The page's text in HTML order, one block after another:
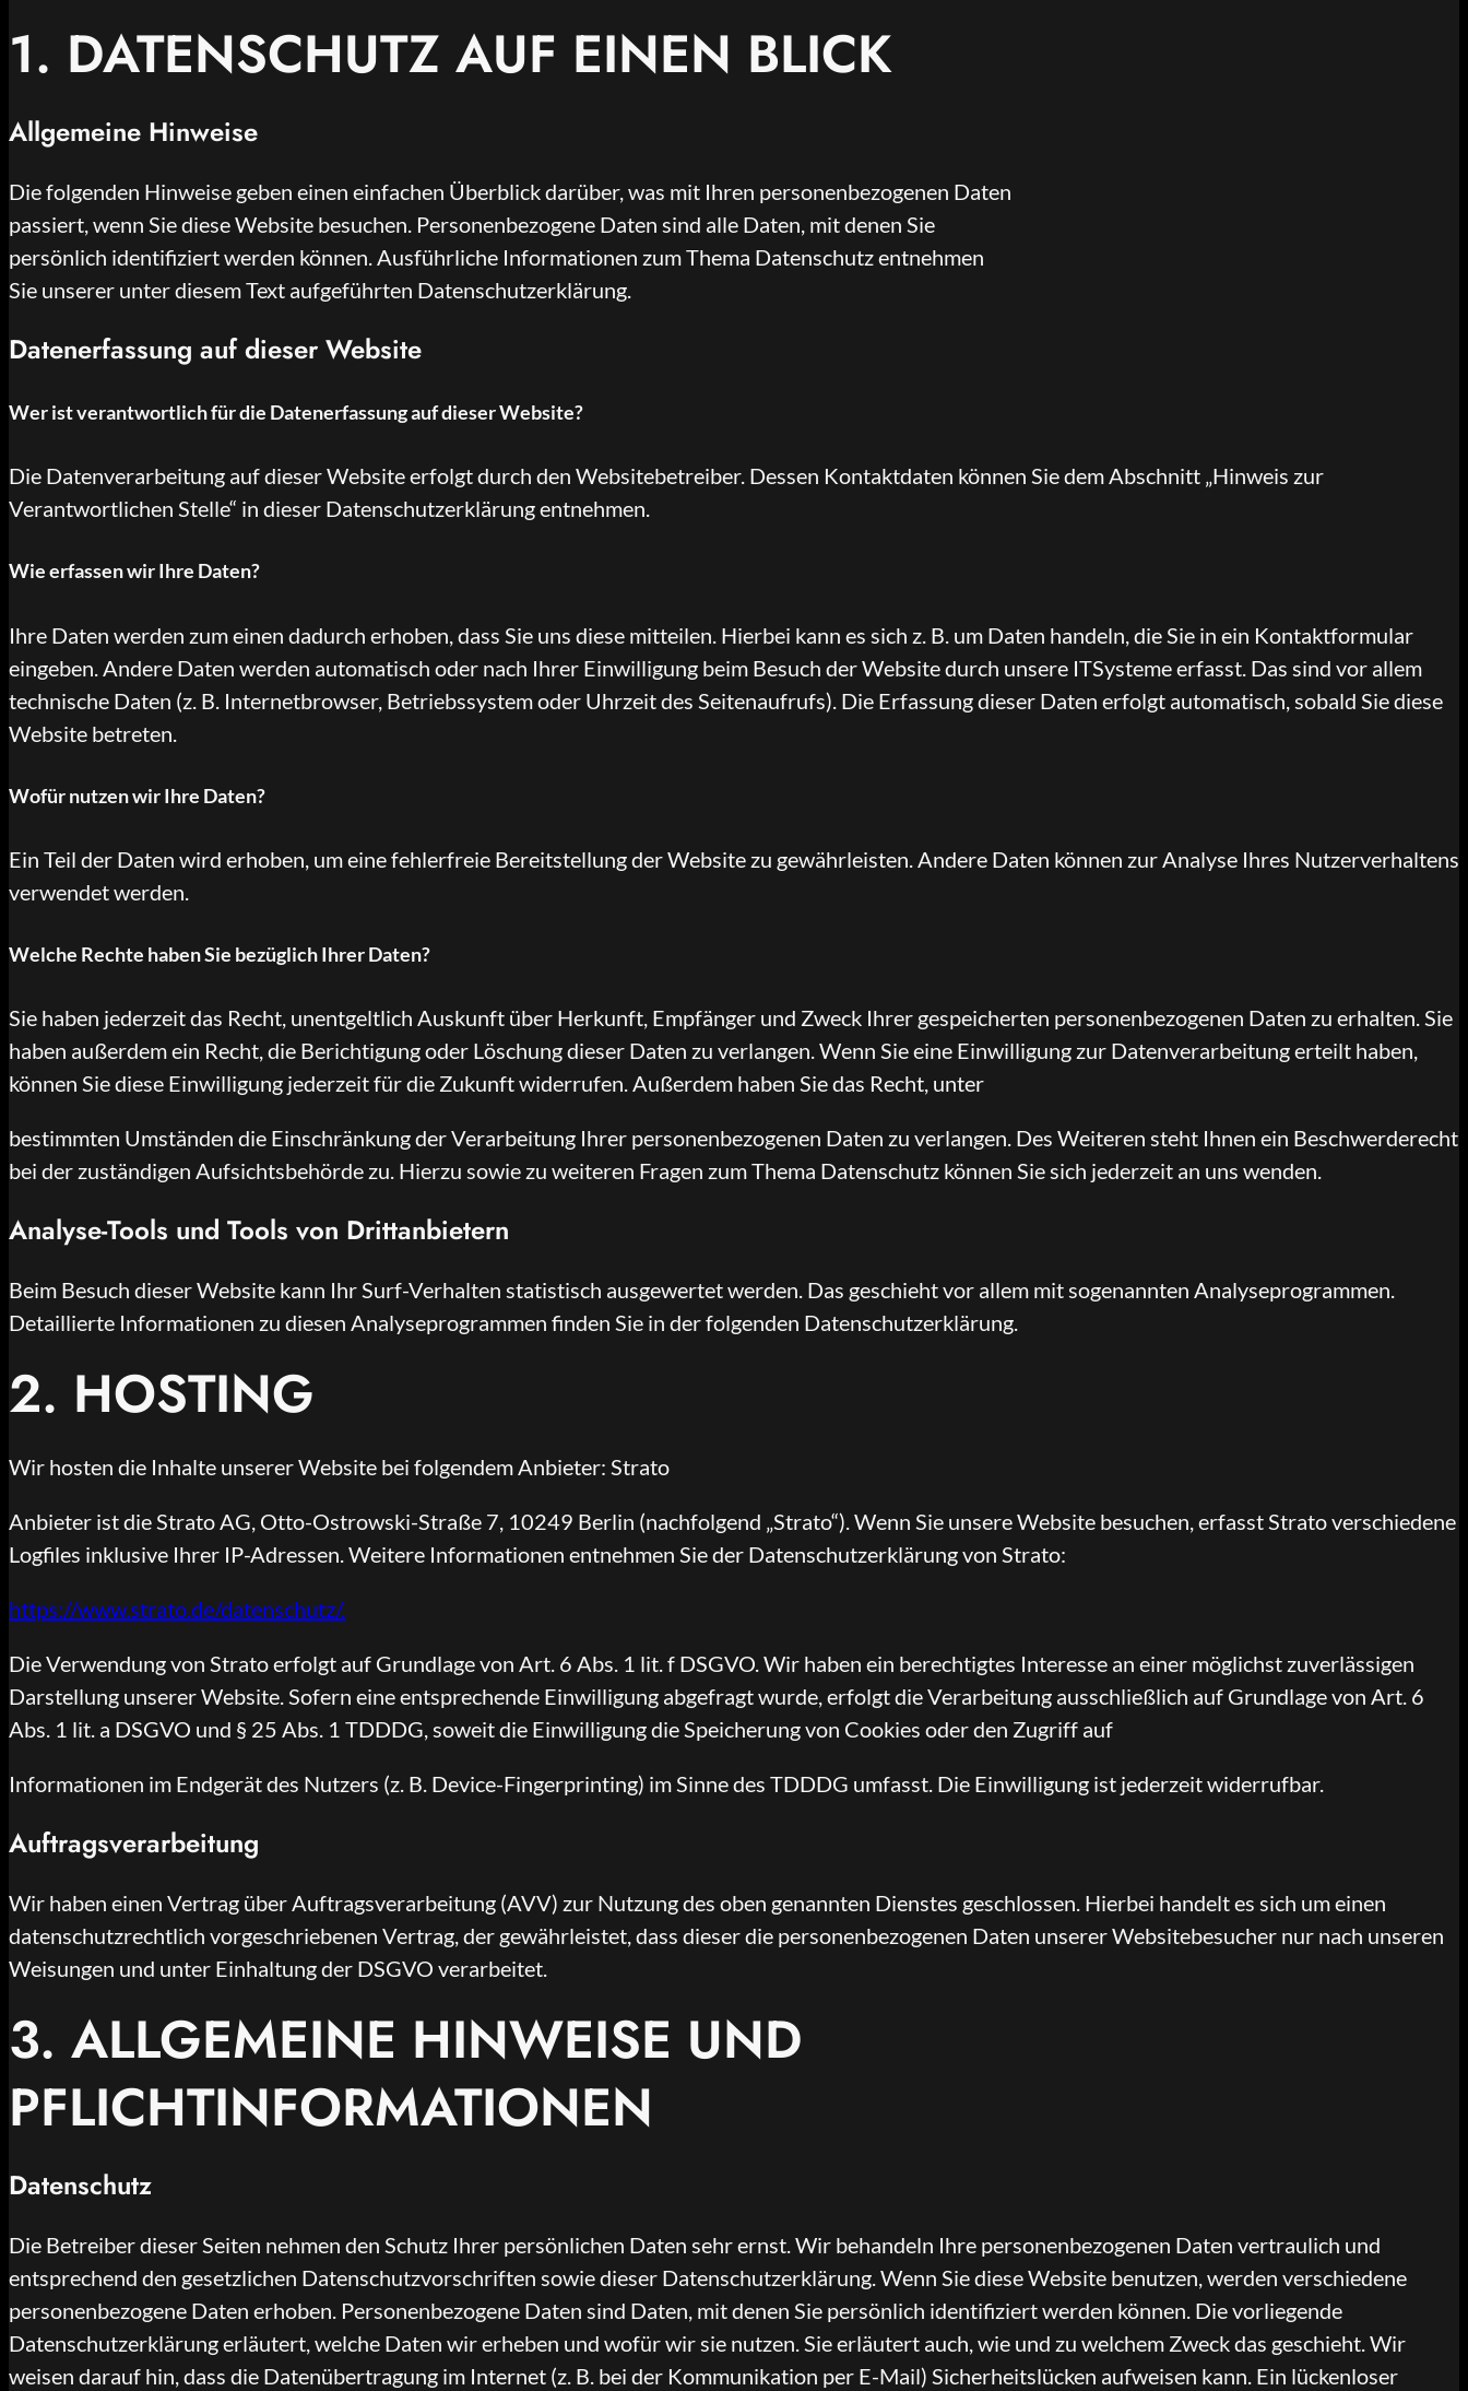
1. DATENSCHUTZ AUF EINEN BLICK
Allgemeine Hinweise
Die folgenden Hinweise geben einen einfachen Überblick darüber, was mit Ihren personenbezogenen Daten
passiert, wenn Sie diese Website besuchen. Personenbezogene Daten sind alle Daten, mit denen Sie
persönlich identifiziert werden können. Ausführliche Informationen zum Thema Datenschutz entnehmen
Sie unserer unter diesem Text aufgeführten Datenschutzerklärung.
Datenerfassung auf dieser Website
Wer ist verantwortlich für die Datenerfassung auf dieser Website?
Die Datenverarbeitung auf dieser Website erfolgt durch den Websitebetreiber. Dessen Kontaktdaten können Sie dem Abschnitt „Hinweis zur
Verantwortlichen Stelle“ in dieser Datenschutzerklärung entnehmen.
Wie erfassen wir Ihre Daten?
Ihre Daten werden zum einen dadurch erhoben, dass Sie uns diese mitteilen. Hierbei kann es sich z. B. um Daten handeln, die Sie in ein Kontaktformular
eingeben. Andere Daten werden automatisch oder nach Ihrer Einwilligung beim Besuch der Website durch unsere ITSysteme erfasst. Das sind vor allem
technische Daten (z. B. Internetbrowser, Betriebssystem oder Uhrzeit des Seitenaufrufs). Die Erfassung dieser Daten erfolgt automatisch, sobald Sie diese
Website betreten.
Wofür nutzen wir Ihre Daten?
Ein Teil der Daten wird erhoben, um eine fehlerfreie Bereitstellung der Website zu gewährleisten. Andere Daten können zur Analyse Ihres Nutzerverhaltens
verwendet werden.
Welche Rechte haben Sie bezüglich Ihrer Daten?
Sie haben jederzeit das Recht, unentgeltlich Auskunft über Herkunft, Empfänger und Zweck Ihrer gespeicherten personenbezogenen Daten zu erhalten. Sie
haben außerdem ein Recht, die Berichtigung oder Löschung dieser Daten zu verlangen. Wenn Sie eine Einwilligung zur Datenverarbeitung erteilt haben,
können Sie diese Einwilligung jederzeit für die Zukunft widerrufen. Außerdem haben Sie das Recht, unter
bestimmten Umständen die Einschränkung der Verarbeitung Ihrer personenbezogenen Daten zu verlangen. Des Weiteren steht Ihnen ein Beschwerderecht
bei der zuständigen Aufsichtsbehörde zu. Hierzu sowie zu weiteren Fragen zum Thema Datenschutz können Sie sich jederzeit an uns wenden.
Analyse-Tools und Tools von Drittanbietern
Beim Besuch dieser Website kann Ihr Surf-Verhalten statistisch ausgewertet werden. Das geschieht vor allem mit sogenannten Analyseprogrammen.
Detaillierte Informationen zu diesen Analyseprogrammen finden Sie in der folgenden Datenschutzerklärung.
2. HOSTING
Wir hosten die Inhalte unserer Website bei folgendem Anbieter: Strato
Anbieter ist die Strato AG, Otto-Ostrowski-Straße 7, 10249 Berlin (nachfolgend „Strato“). Wenn Sie unsere Website besuchen, erfasst Strato verschiedene
Logfiles inklusive Ihrer IP-Adressen. Weitere Informationen entnehmen Sie der Datenschutzerklärung von Strato:
https://www.strato.de/datenschutz/.
Die Verwendung von Strato erfolgt auf Grundlage von Art. 6 Abs. 1 lit. f DSGVO. Wir haben ein berechtigtes Interesse an einer möglichst zuverlässigen
Darstellung unserer Website. Sofern eine entsprechende Einwilligung abgefragt wurde, erfolgt die Verarbeitung ausschließlich auf Grundlage von Art. 6
Abs. 1 lit. a DSGVO und § 25 Abs. 1 TDDDG, soweit die Einwilligung die Speicherung von Cookies oder den Zugriff auf
Informationen im Endgerät des Nutzers (z. B. Device-Fingerprinting) im Sinne des TDDDG umfasst. Die Einwilligung ist jederzeit widerrufbar.
Auftragsverarbeitung
Wir haben einen Vertrag über Auftragsverarbeitung (AVV) zur Nutzung des oben genannten Dienstes geschlossen. Hierbei handelt es sich um einen
datenschutzrechtlich vorgeschriebenen Vertrag, der gewährleistet, dass dieser die personenbezogenen Daten unserer Websitebesucher nur nach unseren
Weisungen und unter Einhaltung der DSGVO verarbeitet.
3. ALLGEMEINE HINWEISE UND
PFLICHTINFORMATIONEN
Datenschutz
Die Betreiber dieser Seiten nehmen den Schutz Ihrer persönlichen Daten sehr ernst. Wir behandeln Ihre personenbezogenen Daten vertraulich und
entsprechend den gesetzlichen Datenschutzvorschriften sowie dieser Datenschutzerklärung. Wenn Sie diese Website benutzen, werden verschiedene
personenbezogene Daten erhoben. Personenbezogene Daten sind Daten, mit denen Sie persönlich identifiziert werden können. Die vorliegende
Datenschutzerklärung erläutert, welche Daten wir erheben und wofür wir sie nutzen. Sie erläutert auch, wie und zu welchem Zweck das geschieht. Wir
weisen darauf hin, dass die Datenübertragung im Internet (z. B. bei der Kommunikation per E-Mail) Sicherheitslücken aufweisen kann. Ein lückenloser